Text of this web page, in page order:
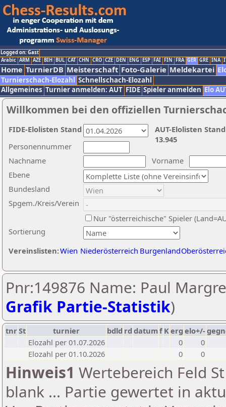
Logged on: Gast
Arabic ARM AZE BIH BUL CAT CHN CRO CZE DEN ENG ESP FAI FIN FRA GER GRE INA
Home TurnierDB Meisterschaft Foto-Galerie Meldekartei
Turnierschach-Elozahl Schnellschach-Elozahl
Allgemeines Turnier anmelden: AUT FIDE Spieler anmelden Elo
Willkommen bei den offiziellen
Nachname
Vorname
Ebene
Sortierung
Personennummer
Bundesland
Spgem./Kreis/Verein
Nur "österreichische" Spieler
Vereinslisten:Wien Niederösterreich Burgenland
AUT-Elolisten
13.945
FIDE-Elolisten Stand
Pnr:149876 Name: Paul
Grafik Partie-Statistik)
tnrSt turnier bdld rd datumf Kerg elo+/-
Elozahl per 01.07.2026
0
0
Elozahl per 01.10.2026
0 0
Hinweis1 Wertebereich Feld
blank ... Partie gewertet in